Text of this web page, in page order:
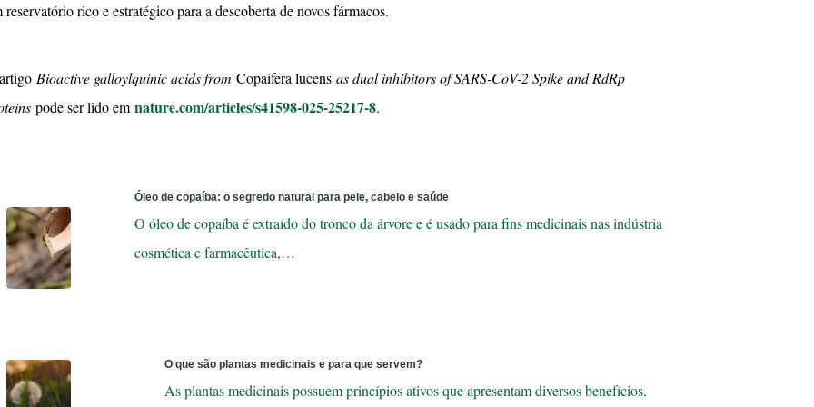
reservatório rico e estratégico para a descoberta de novos fármacos.
Bioactive galloylquinic acids from Copaifera lucens as dual inhibitors of SARS-CoV-2 Spike and RdRp
pode ser lido em nature.com/articles/s41598-025-25217-8.
Óleo de copaíba: o segredo natural para pele, cabelo e saúde
O óleo de copaíba é extraído do tronco da árvore e é usado para fins medicinais nas indústria
cosmética e farmacêutica,…
O que são plantas medicinais e para que servem?
As plantas medicinais possuem princípios ativos que apresentam diversos benefícios.